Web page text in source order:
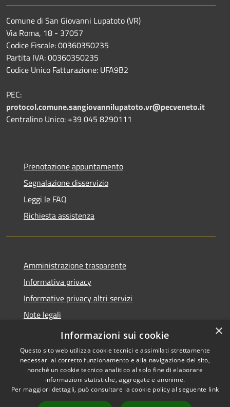
Comune di San Giovanni Lupatoto (VR)
Via Roma, 18 - 37057
Codice Fiscale: 00360350235
Partita IVA: 00360350235
Codice Unico Fatturazione: UFA9B2
PEC:
protocol.comune.sangiovannilupatoto.vr@pecveneto.it
Centralino Unico: +39 045 8290111
Prenotazione appuntamento
Segnalazione disservizio
Leggi le FAQ
Richiesta assistenza
Amministrazione trasparente
Informativa privacy
Informative privacy altri servizi
Note legali
Dichiarazione di accessibilità
Accessibilità
Copyright © 2026 • Comune di
San Giovanni Lupatoto •
×
Informazioni sui cookie
Questo sito web utilizza cookie tecnici e assimilati strettamente
necessari al corretto funzionamento e alla navigazione del sito,
nonché un cookie tecnico analitico al solo fine di elaborare
informazioni statistiche, aggregate e anonime.
Per maggiori dettagli, può consultare la cookie policy al seguente link